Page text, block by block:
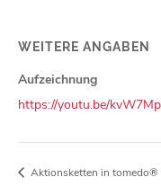
WEITERE ANGABEN
Aufzeichnung
https://youtu.be/
Aktionsketten in tomedo®